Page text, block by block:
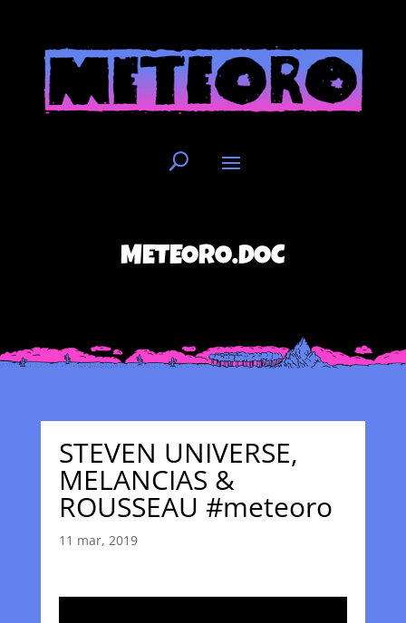
METEORO.DOC
STEVEN UNIVERSE,
MELANCIAS &
ROUSSEAU #meteoro
11 mar, 2019